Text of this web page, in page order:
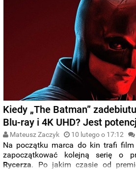
Kiedy „The Batman”
Blu-ray i 4K UHD? Jest
Mateusz Zaczyk 10 lutego o 17:12
Na początku marca do kin trafi film
zapoczątkować kolejną serię o
Rycerza. Po jakim czasie od